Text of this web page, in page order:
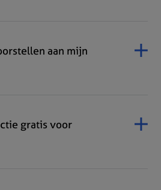
aan mijn
gratis voor